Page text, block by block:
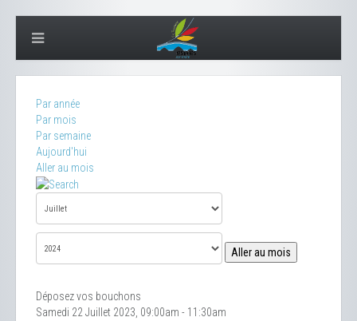
Par année
Par mois
Par semaine
Aujourd'hui
Aller au mois
Aller au mois
Déposez vos bouchons
Samedi 22 Juillet 2023, 09:00am - 11:30am